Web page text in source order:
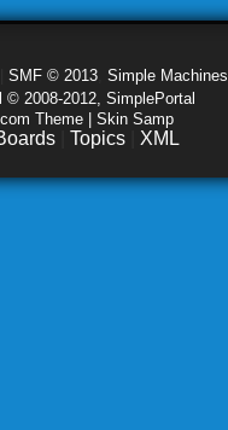
SMF © 2013 Simple Machines
© 2008-2012, SimplePortal
Theme | Skin Samp
Topics XML